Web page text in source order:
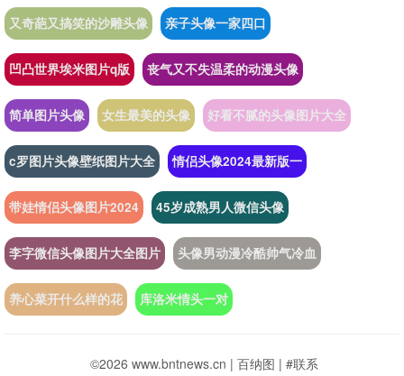
又奇葩又搞笑的沙雕头像 亲子头像一家四口
凹凸世界埃米图片q版 丧气又不失温柔的动漫头像
简单图片头像 女生最美的头像 好看不腻的头像图片大全
c罗图片头像壁纸图片大全 情侣头像2024最新版一
带娃情侣头像图片2024 45岁成熟男人微信头像
李字微信头像图片大全图片 头像男动漫冷酷帅气冷血
养心菜开什么样的花 库洛米情头一对
©2026 www.bntnews.cn | 百纳图 | #联系